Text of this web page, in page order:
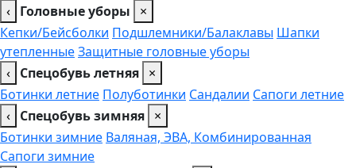
‹ Головные уборы
×
Кепки/Бейсболки Подшлемники/Балаклавы Шапки
утепленныеЗащитные головные уборы
‹ Спецобувь летняя ×
Ботинки летние Полуботинки Сандалии Сапоги летние
‹ Спецобувь зимняя ×
Ботинки зимние Валяная, ЭВА, Комбинированная
Сапоги зимние